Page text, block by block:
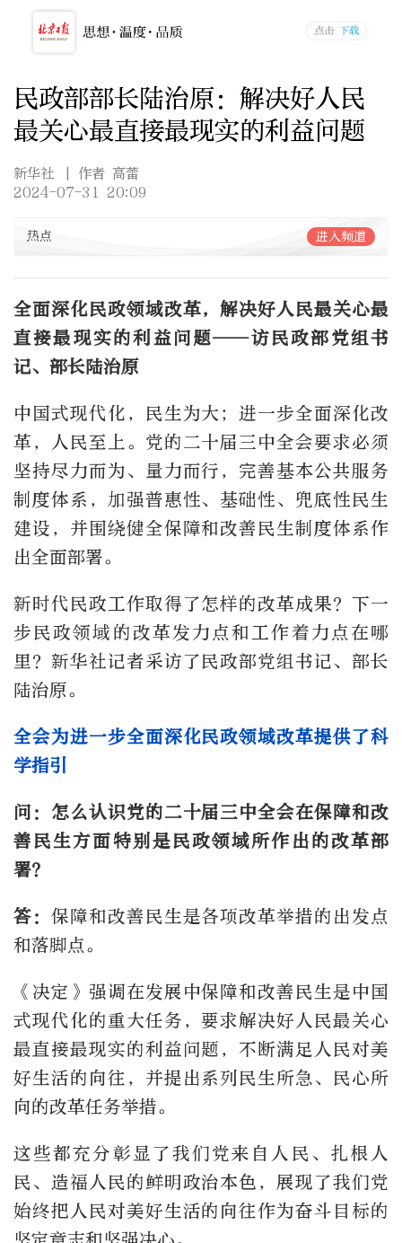
民政部部长陆治原：解决好人民
最关心最直接最现实的利益问题
新华社
| 作者 高蕾
2024-07-31 20:09
热点 进入频道
全面深化民政领域改革，解决好人民最关心最
直接最现实的利益问题——访民政部党组书
记、部长陆治原
中国式现代化，民生为大；进一步全面深化改
革，人民至上。党的二十届三中全会要求必须
坚持尽力而为、量力而行，完善基本公共服务
制度体系，加强普惠性、基础性、兜底性民生
建设，并围绕健全保障和改善民生制度体系作
出全面部署。
新时代民政工作取得了怎样的改革成果？下一
步民政领域的改革发力点和工作着力点在哪
里？新华社记者采访了民政部党组书记、部长
陆治原。
全会为进一步全面深化民政领域改革提供了科
学指引
问：怎么认识党的二十届三中全会在保障和改
善民生方面特别是民政领域所作出的改革部
署？
答： 保障和改善民生是各项改革举措的出发点
和落脚点。
《决定》强调在发展中保障和改善民生是中国
式现代化的重大任务，要求解决好人民最关心
最直接最现实的利益问题，不断满足人民对美
好生活的向往，并提出系列民生所急、民心所
向的改革任务举措。
这些都充分彰显了我们党来自人民、扎根人
民、造福人民的鲜明政治本色，展现了我们党
始终把人民对美好生活的向往作为奋斗目标的